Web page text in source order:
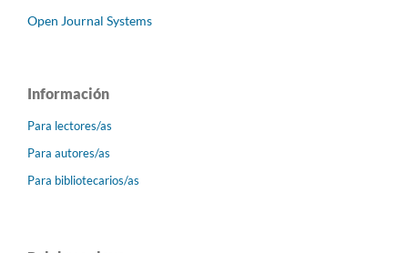
Open Journal Systems
Información
Para lectores/as
Para autores/as
Para bibliotecarios/as